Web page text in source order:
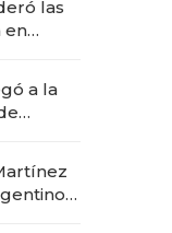
las
en
a la